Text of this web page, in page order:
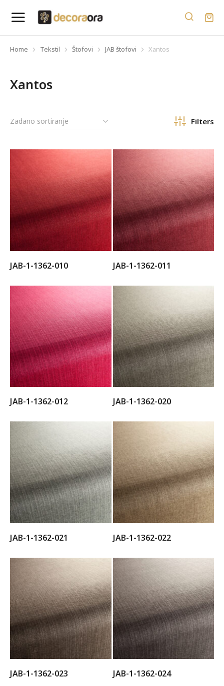
You are here:
Home Tekstil Štofovi JAB štofovi Xantos
Xantos
Filters
JAB-1-1362-010 JAB-1-1362-011
JAB-1-1362-012 JAB-1-1362-020
JAB-1-1362-021 JAB-1-1362-022
JAB-1-1362-023 JAB-1-1362-024